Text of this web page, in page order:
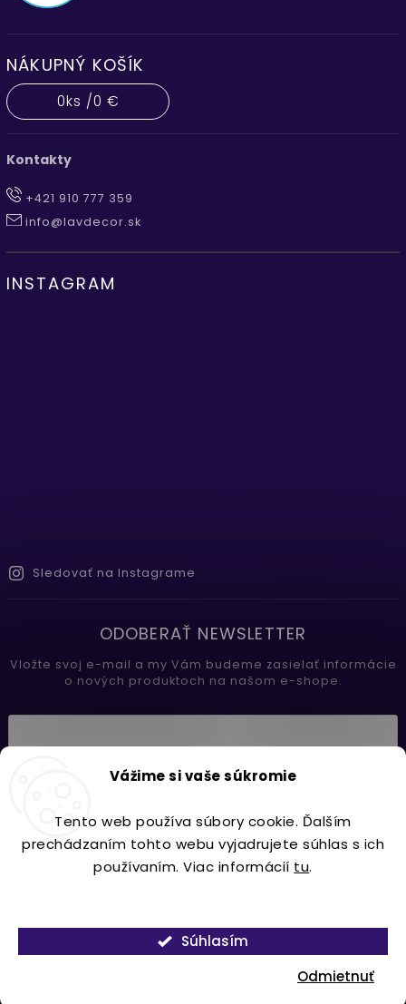
Vážime si vaše súkromie
Tento web používa súbory cookie. Ďalším
prechádzaním tohto webu vyjadrujete súhlas s ich
používaním. Viac informácií tu.
Odmietnuť
Súhlasím
NÁKUPNÝ KOŠÍK
0ks /0 €
Kontakty
+421 910 777 359
info@lavdecor.sk
INSTAGRAM
Sledovať na Instagrame
ODOBERAŤ NEWSLETTER
Vložte svoj e-mail a my Vám budeme zasielať informácie
o nových produktoch na našom e-shope.
Prihlásiť sa
Copyright 2026Lavdecor.sk. Všetky práva vyhradené.
VytvořilShoptet| DesignShoptak.cz.